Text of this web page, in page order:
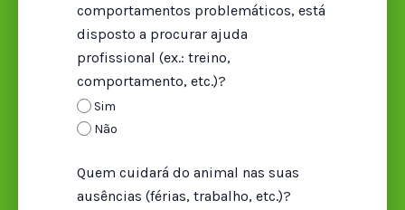
comportamentos problemáticos, está
disposto a procurar ajuda
profissional (ex.: treino,
comportamento, etc.)?
Sim
Não
Quem cuidará do animal nas suas
ausências (férias, trabalho, etc.)?